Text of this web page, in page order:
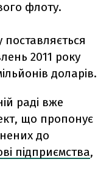
флоту.
2011 року
доларів.
раді вже
що пропонує
до
підприємства,